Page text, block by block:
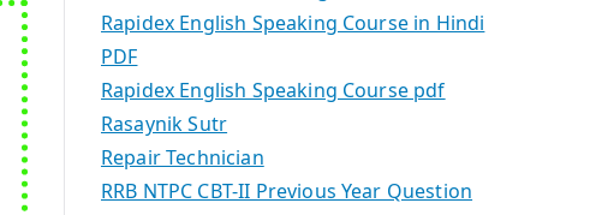
Rapidex English Speaking Course in Hindi
PDF
Rapidex English Speaking Course pdf
Rasaynik Sutr
Repair Technician
RRB NTPC CBT-II Previous Year Question